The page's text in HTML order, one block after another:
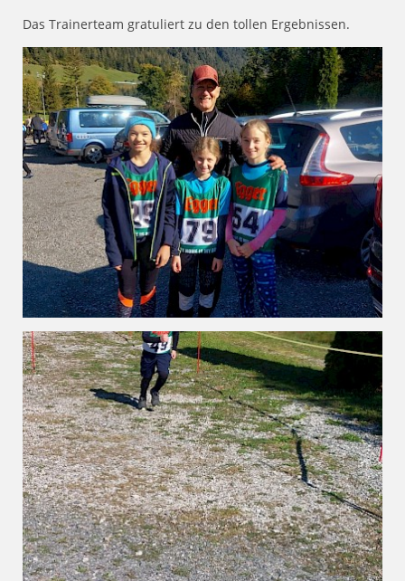
Das Trainerteam gratuliert zu den tollen Ergebnissen.